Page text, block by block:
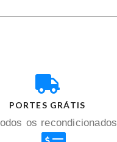
PORTES GRÁTIS
os recondicionados